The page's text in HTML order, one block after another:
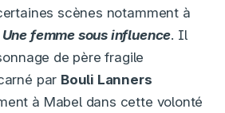
scènes notamment à
Une femme sous influence. Il
de père fragile
par Bouli Lanners
à Mabel dans cette volonté